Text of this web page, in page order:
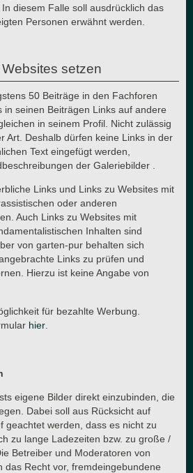
diesem Falle soll ausdrücklich das
Personen erwähnt werden.
setzen
50 Beiträge in den Fachforen
in seinen Beiträgen Links auf andere
in seinem Profil. Nicht zulässig
Art. Deshalb dürfen keine Links in der
Text eingefügt werden,
der Galeriebilder .
Links und Links zu Websites mit
oder anderen
Auch Links zu Websites mit
Inhalten sind
von garten-pur behalten sich
Links zu prüfen und
Hierzu ist keine Angabe von
für bezahlte Werbung.
hier
eigene Bilder direkt einzubinden, die
Dabei soll aus Rücksicht auf
geachtet werden, dass es nicht zu
zu lange Ladezeiten bzw. zu große /
Betreiber und Moderatoren von
das Recht vor, fremdeingebundene